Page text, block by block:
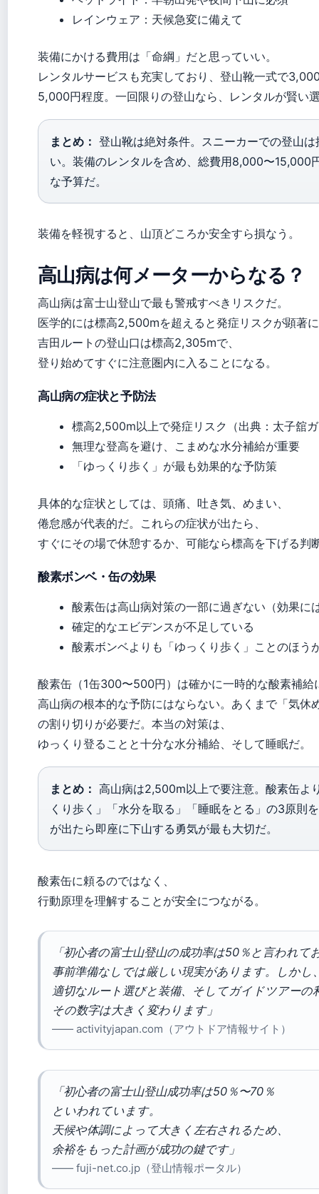
レインウェア：天候急変に備えて
装備にかける費用は「命綱」だと思っていい。
レンタルサービスも充実しており、登山靴一式で
5,000円程度。一回限りの登山なら、レンタルが賢い
まとめ： 登山靴は絶対条件。スニーカーでの登山は
い。装備のレンタルを含め、総費用8,000〜15,000
な予算だ。
装備を軽視すると、山頂どころか安全すら損なう。
高山病は何メーターからなる？
高山病は富士山登山で最も警戒すべきリスクだ。
医学的には標高2,500mを超えると発症リスクが顕著
吉田ルートの登山口は標高2,305mで、
登り始めてすぐに注意圏内に入ることになる。
高山病の症状と予防法
標高2,500m以上で発症リスク（出典：太子舘
無理な登高を避け、こまめな水分補給が重要
「ゆっくり歩く」が最も効果的な予防策
具体的な症状としては、頭痛、吐き気、めまい、
倦怠感が代表的だ。これらの症状が出たら、
すぐにその場で休憩するか、可能なら標高を下げる判
酸素ボンベ・缶の効果
酸素缶は高山病対策の一部に過ぎない（効果に
確定的なエビデンスが不足している
酸素ボンベよりも「ゆっくり歩く」ことのほう
酸素缶（1缶300〜500円）は確かに一時的な酸素補給
高山病の根本的な予防にはならない。あくまで「気休
の割り切りが必要だ。本当の対策は、
ゆっくり登ることと十分な水分補給、そして睡眠だ。
まとめ： 高山病は2,500m以上で要注意。酸素缶よ
くり歩く」「水分を取る」「睡眠をとる」の3原則
が出たら即座に下山する勇気が最も大切だ。
酸素缶に頼るのではなく、
行動原理を理解することが安全につながる。
「初心者の富士山登山の成功率は50％と言われて
事前準備なしでは厳しい現実があります。しかし
適切なルート選びと装備、そしてガイドツアーの
その数字は大きく変わります」
—— activityjapan.com（アウトドア情報サイト）
「初心者の富士山登山成功率は50％〜70％
といわれています。
天候や体調によって大きく左右されるため、
余裕をもった計画が成功の鍵です」
—— fuji-net.co.jp（登山情報ポータル）